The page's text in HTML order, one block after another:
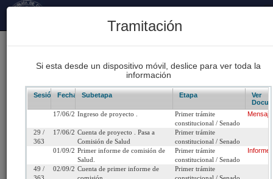
Proyectos de Ley Despachados 93
62
Boletín 10130-11
Tramitación
Si esta desde un dispositivo móvil, deslice para ver toda la
información
Sesión/Leg.
Fecha Subetapa Etapa
Ver
17/06/2015Ingreso de proyecto .
Primer trámite
constitucional / Senado
29 /
363
17/06/2015Cuenta de proyecto . Pasa a
Comisión de Salud
Primer trámite
constitucional / Senado
01/09/2015Primer informe de comisión de
Salud.
Primer trámite
constitucional / Senado
Informe
49 /
02/09/2015Cuenta de primer informe de
Primer trámite